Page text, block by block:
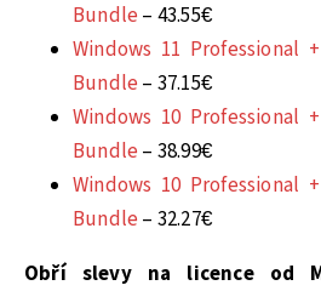
Bundle – 43.55€
Windows 11 Professional
Bundle – 37.15€
Windows 10 Professional
Bundle – 38.99€
Windows 10 Professional
Bundle – 32.27€
Obří slevy na licence od